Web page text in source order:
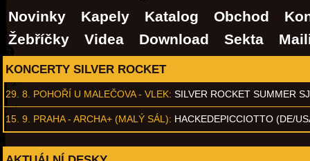
Novinky Kapely Katalog Obchod
Žebříčky
Videa Download Sekta
KONCERTY SILVER ROCKET
29. 8. POHOŘÍ U MALEČOVA - VLEK: SILVER ROCKET SUMMER
15. 9. PRAHA - ARCHA+ (MALÝ SÁL): HACKEDEPICCIOTTO (DE/